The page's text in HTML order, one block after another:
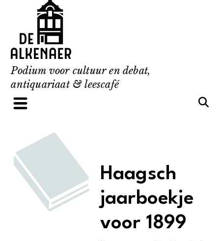
content
Podium voor cultuur en debat,
antiquariaat & leescafé
Haagsch
jaarboekje
voor 1899